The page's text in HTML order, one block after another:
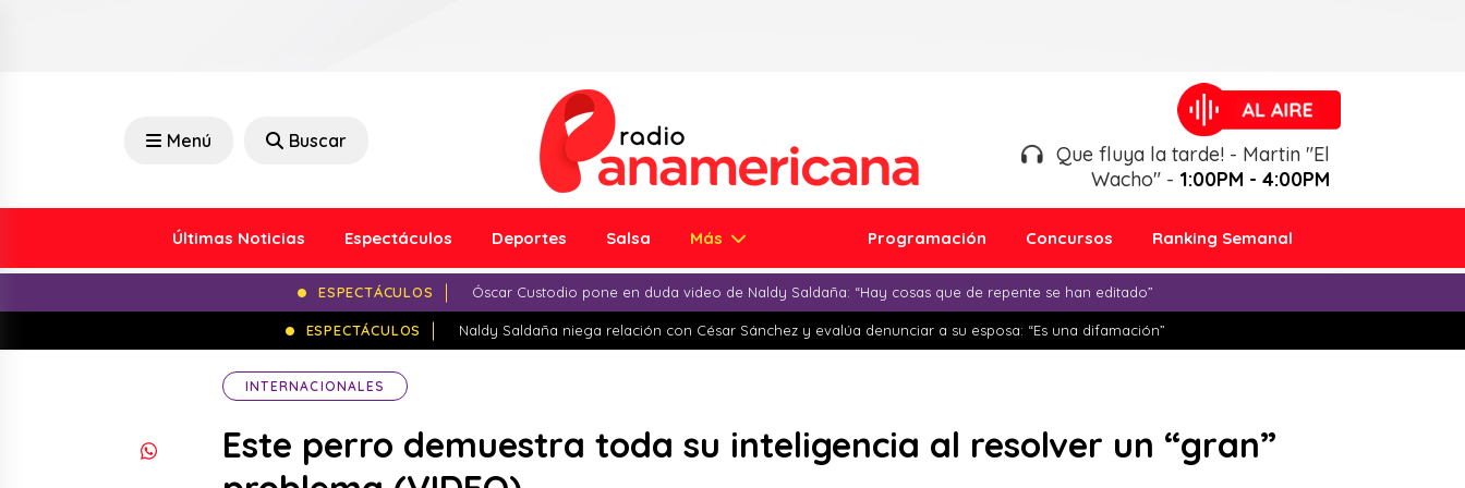
Menú Buscar
Que fluya la tarde! - Martin "El
Wacho" - 1:00PM - 4:00PM
Últimas Noticias Espectáculos Deportes Salsa Más Programación Concursos Ranking Semanal
ESPECTÁCULOS Óscar Custodio pone en duda video de Naldy Saldaña: “Hay cosas que de repente se han editado”
ESPECTÁCULOS Naldy Saldaña niega relación con César Sánchez y evalúa denunciar a su esposa: “Es una difamación”
INTERNACIONALES
Este perro demuestra toda su inteligencia al resolver un “gran”